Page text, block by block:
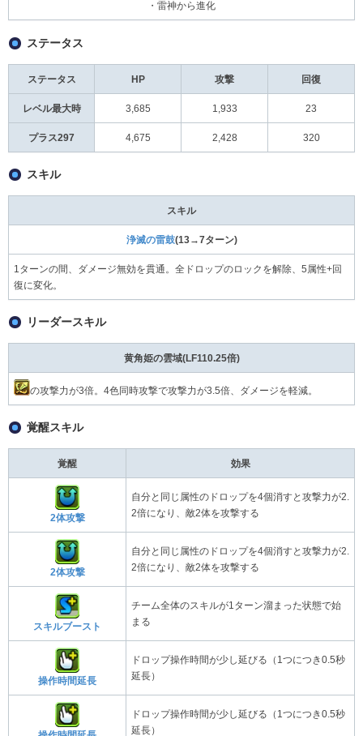
・雷神から進化
ステータス
ステータス HP 攻撃 回復
レベル最大時 3,685 1,933 23
プラス297 4,675 2,428 320
スキル
スキル
浄滅の雷鼓(13→7ターン)
1ターンの間、ダメージ無効を貫通。全ドロップのロックを解除、5属性+回
復に変化。
リーダースキル
黄角姫の雲域(LF110.25倍)
の攻撃力が3倍。4色同時攻撃で攻撃力が3.5倍、ダメージを軽減。
覚醒スキル
覚醒 効果
2体攻撃
自分と同じ属性のドロップを4個消すと攻撃力が2.
2倍になり、敵2体を攻撃する
2体攻撃
自分と同じ属性のドロップを4個消すと攻撃力が2.
2倍になり、敵2体を攻撃する
スキルブースト
チーム全体のスキルが1ターン溜まった状態で始
まる
操作時間延長
ドロップ操作時間が少し延びる（1つにつき0.5秒
延長）
ドロップ操作時間が少し延びる（1つにつき0.5秒
延長）